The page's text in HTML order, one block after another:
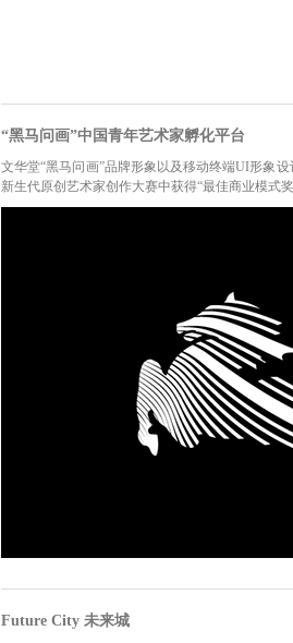
“黑马问画”中国青年艺术家孵化平台
文华堂“黑马问画”品牌形象以及移动终端UI形象
新生代原创艺术家创作大赛中获得“最佳商业模式
Future City 未来城